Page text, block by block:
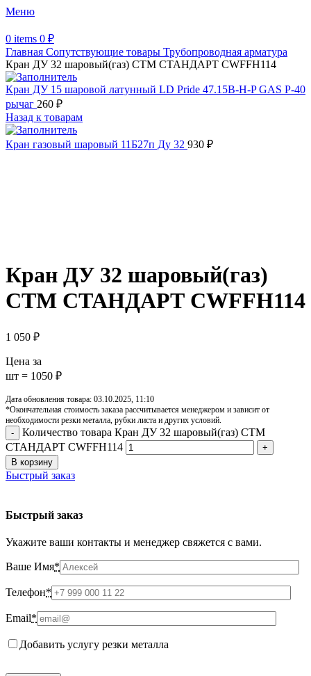
Меню
0 items 0 ₽
Главная Сопутствующие товары Трубопроводная арматура
Кран ДУ 32 шаровый(газ) СТМ СТАНДАРТ CWFFH114
Кран ДУ 15 шаровой латунный LD Pride 47.15B-H-P GAS P-40
рычаг 260 ₽
Назад к товарам
Кран газовый шаровый 11Б27п Ду 32 930 ₽
Кран ДУ 32 шаровый(газ)
СТМ СТАНДАРТ CWFFH114
1 050 ₽
Цена за
шт = 1050 ₽
Дата обновления товара: 03.10.2025, 11:10
*Окончательная стоимость заказа рассчитывается менеджером и зависит от
необходимости резки металла, рубки листа и других условий.
Количество товара Кран ДУ 32 шаровый(газ) СТМ
СТАНДАРТ CWFFH114
В корзину
Быстрый заказ
Быстрый заказ
Укажите ваши контакты и менеджер свяжется с вами.
Ваше Имя*
Телефон*
Email*
Добавить услугу резки металла